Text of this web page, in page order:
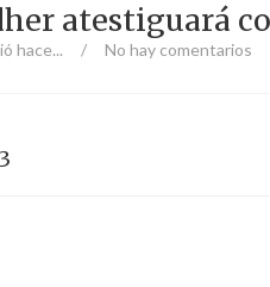
atestiguará
hace... / No hay comentarios